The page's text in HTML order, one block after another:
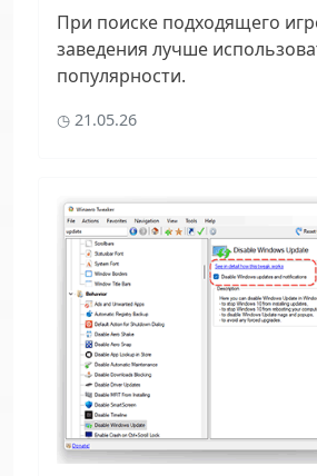
При поиске подходящего
заведения лучше
популярности.
21.05.26